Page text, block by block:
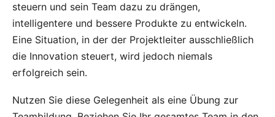
steuern und sein Team dazu zu drängen,
intelligentere und bessere Produkte zu entwickeln.
Eine Situation, in der der Projektleiter ausschließlich
die Innovation steuert, wird jedoch niemals
erfolgreich sein.
Nutzen Sie diese Gelegenheit als eine Übung zur